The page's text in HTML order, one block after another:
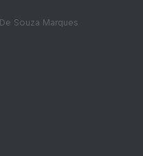
Souza Marques